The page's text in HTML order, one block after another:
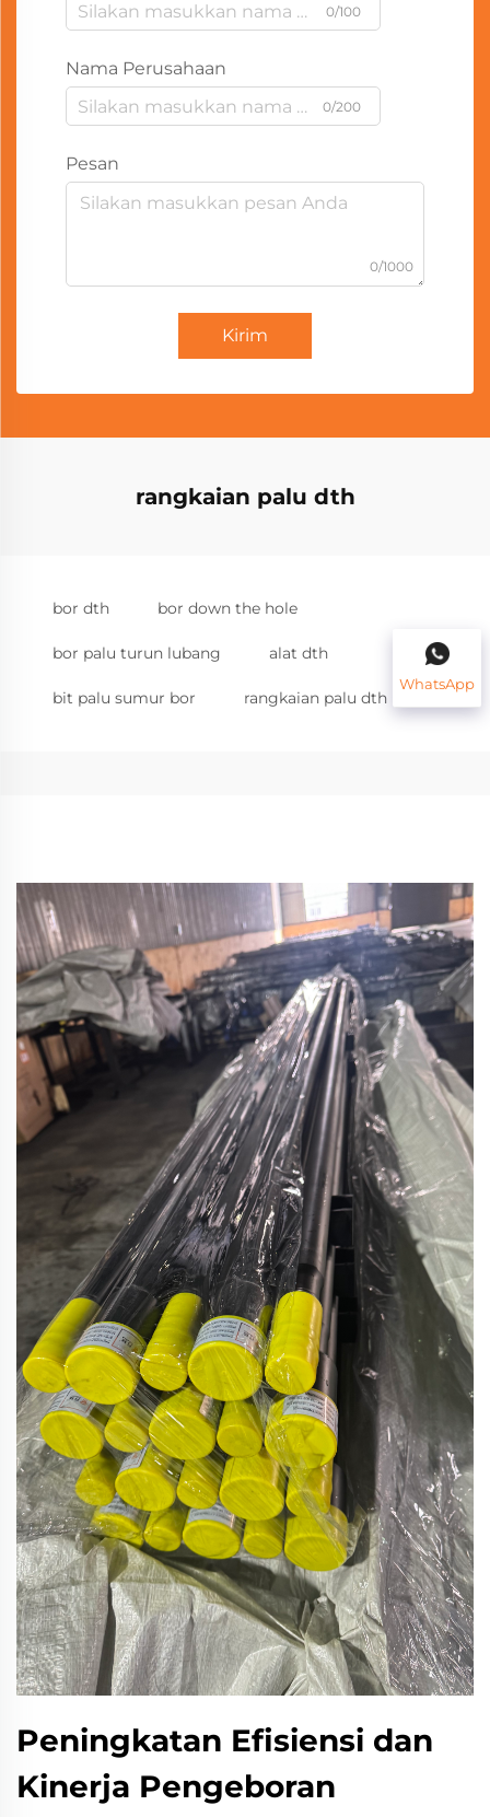
0/100
Nama Perusahaan
0/200
Pesan
0/1000
Kirim
rangkaian palu dth
bor dth bor down the hole
bor palu turun lubang alat dth
bit palu sumur bor rangkaian palu dth
Peningkatan Efisiensi dan
Kinerja Pengeboran
WhatsApp